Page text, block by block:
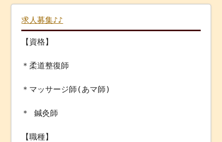
求人募集♪♪
【資格】
＊柔道整復師
＊マッサージ師(あマ師)
＊ 鍼灸師
【職種】